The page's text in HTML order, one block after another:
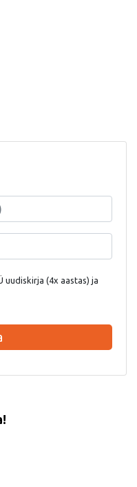
uudiskirja (4x aastas) ja